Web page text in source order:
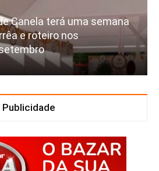
Canela terá uma semana
e roteiro nos
Publicidade